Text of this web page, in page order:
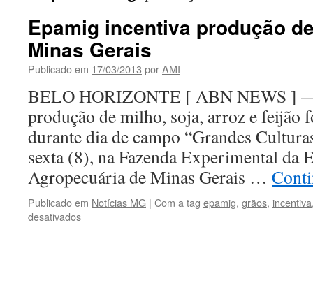
Epamig incentiva produção
Minas Gerais
Publicado em 17/03/2013 porAMI
BELO HORIZONTE [ ABN NEWS ]
produção de milho, soja, arroz e feijão
durante dia de campo “Grandes
sexta (8), na Fazenda Experimental da
Agropecuária de Minas Gerais …
Publicado em Notícias MG | Com a tag epamig, grãos, incentiva
desativadosem